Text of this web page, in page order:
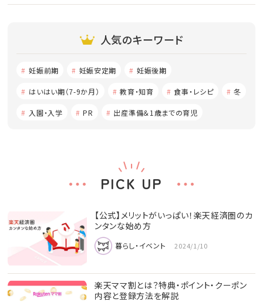
人気のキーワード
妊娠前期 妊娠安定期 妊娠後期
はいはい期（7-9か月） 教育・知育 食事・レシピ 冬
入園・入学 PR 出産準備＆1歳までの育児
PICK UP
【公式】メリットがいっぱい！楽天経済圏のカ
ンタンな始め方
暮らし・イベント 2024/1/10
楽天ママ割とは？特典・ポイント・クーポン
内容と登録方法を解説